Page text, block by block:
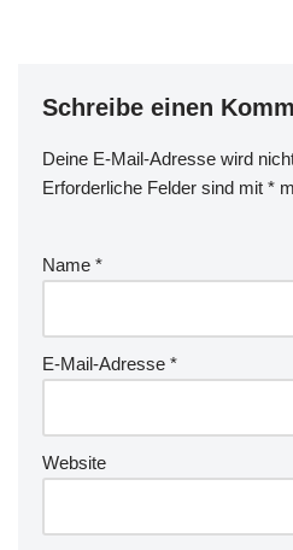
Schreibe einen
Deine E-Mail-Adresse wird
Erforderliche Felder sind mit *
Name *
E-Mail-Adresse *
Website